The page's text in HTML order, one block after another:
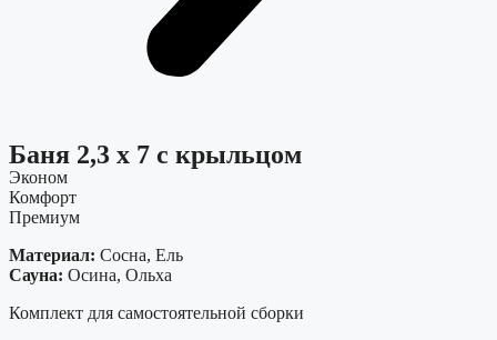
Баня 2,3 х 7 с крыльцом
Эконом
Комфорт
Премиум
Материал: Сосна, Ель
Сауна: Осина, Ольха
Комплект для самостоятельной сборки